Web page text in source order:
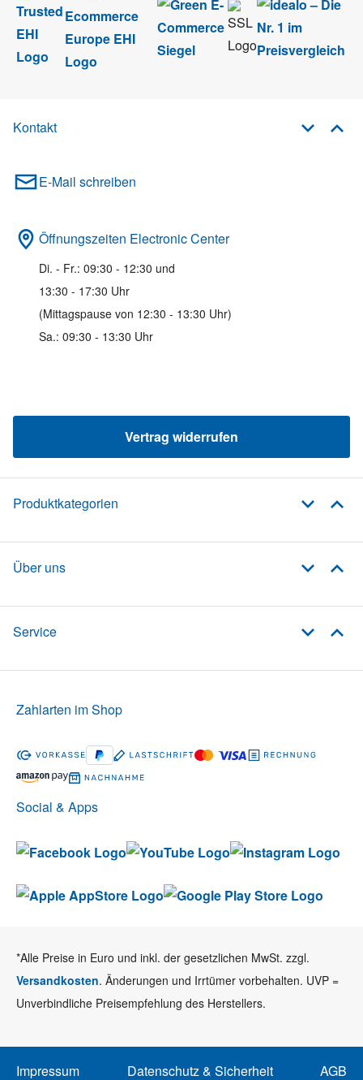
Kontakt
E-Mail schreiben
Öffnungszeiten Electronic Center
Di. - Fr.: 09:30 - 12:30 und
13:30 - 17:30 Uhr
(Mittagspause von 12:30 - 13:30 Uhr)
Sa.: 09:30 - 13:30 Uhr
Vertrag widerrufen
Produktkategorien
Über uns
Service
Social & Apps
Zahlarten im Shop
*Alle Preise in Euro und inkl. der gesetzlichen MwSt. zzgl.
Versandkosten. Änderungen und Irrtümer vorbehalten. UVP =
Unverbindliche Preisempfehlung des Herstellers.
Impressum Datenschutz & Sicherheit AGB